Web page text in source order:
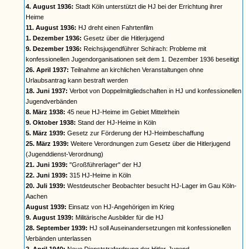
4. August 1936: Stadt Köln unterstützt die HJ bei der Errichtung ihrer
Heime
11. August 1936: HJ dreht einen Fahrtenfilm
1. Dezember 1936: Gesetz über die Hitlerjugend
9. Dezember 1936: Reichsjugendführer Schirach: Probleme mit
konfessionellen Jugendorganisationen seit dem 1. Dezember 1936 beseitigt
26. April 1937: Teilnahme an kirchlichen Veranstaltungen ohne
Urlaubsantrag kann bestraft werden
18. Juni 1937: Verbot von Doppelmitgliedschaften in HJ und konfessionellen
Jugendverbänden
8. März 1938: 45 neue HJ-Heime im Gebiet Mittelrhein
9. Oktober 1938: Stand der HJ-Heime in Köln
5. März 1939: Gesetz zur Förderung der HJ-Heimbeschaffung
25. März 1939: Weitere Verordnungen zum Gesetz über die Hitlerjugend
(Jugenddienst-Verordnung)
21. Juni 1939: "Großführerlager" der HJ
22. Juni 1939: 315 HJ-Heime in Köln
20. Juli 1939: Westdeutscher Beobachter besucht HJ-Lager im Gau Köln-
Aachen
August 1939: Einsatz von HJ-Angehörigen im Krieg
9. August 1939: Militärische Ausbilder für die HJ
28. September 1939: HJ soll Auseinandersetzungen mit konfessionellen
Verbänden unterlassen